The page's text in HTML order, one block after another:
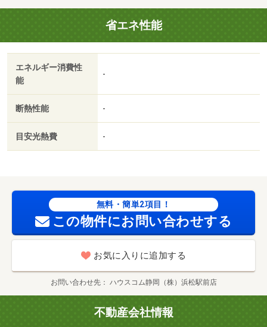
ファイバー／最上階／電気コンロ／仲介手数料不要／家電
付／家具付／駅徒歩１０分以内／浜松市立北浜小学校（小
学校）まで３７ｍ／マックスバリュ浜北店（スーパー）ま
で３５４ｍ／ウエルシア 浜松浜北店（ドラッグストア）
まで５３５ｍ／磐田信用金庫 浜北支店（銀行）まで１９
５ｍ／浜北郵便局（郵便局）まで３５１ｍ／浜松市立北浜
省エネ性能
エネルギー消費性
能
-
断熱性能 -
目安光熱費 -
無料・簡単2項目！
この物件にお問い合わせする
お気に入りに追加する
お問い合わせ先 ハウスコム静岡（株）浜松駅前店
不動産会社情報